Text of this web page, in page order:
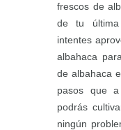
frescos de
de tu última
intentes
albahaca
de albahaca
pasos que
podrás
ningún